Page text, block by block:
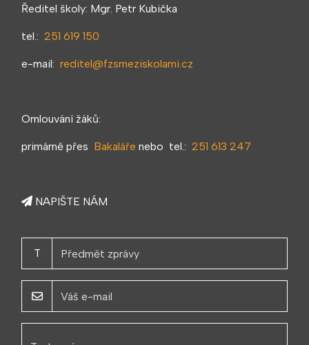
Ředitel školy: Mgr. Petr Kubička
tel.: 251 619 150
e-mail: reditel@fzsmeziskolami.cz
Omlouvání žáků:
primárně přes Bakaláře nebo tel.: 251 613 247
NAPIŠTE NÁM
T